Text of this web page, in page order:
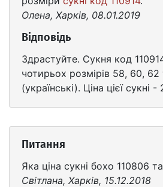
Олена, Харків, 08.01.2019
Відповідь
Здрастуйте. Сукня код
чотирьох розмірів 58, 60, 62
(українські). Ціна цієї сукні
Питання
Яка ціна сукні бохо 110806
Світлана, Харків, 15.12.2018